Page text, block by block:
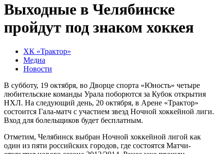
Выходные в Челябинске
пройдут под знаком хоккея
ХК «Трактор»
Медиа
Новости
В субботу, 19 октября, во Дворце спорта «Юность» четыре
любительские команды Урала поборются за Кубок открытия
НХЛ. На следующий день, 20 октября, в Арене «Трактор»
состоится Гала-матч с участием звезд Ночной хоккейной лиги.
Вход для болельщиков будет бесплатным.
Отметим, Челябинск выбран Ночной хоккейной лигой как
один из пяти российских городов, где состоятся Матчи-